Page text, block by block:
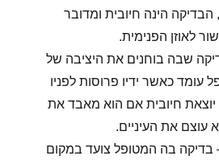
הינה חיובית ומדובר
לאוזן הפנימית.
שבה בוחנים את היציבה של
עומד כאשר ידיו פרוסות לפניו
יוצאת חיובית אם הוא מאבד את
עוצם את העיניים.
בדיקה בה המטופל צועד במקום